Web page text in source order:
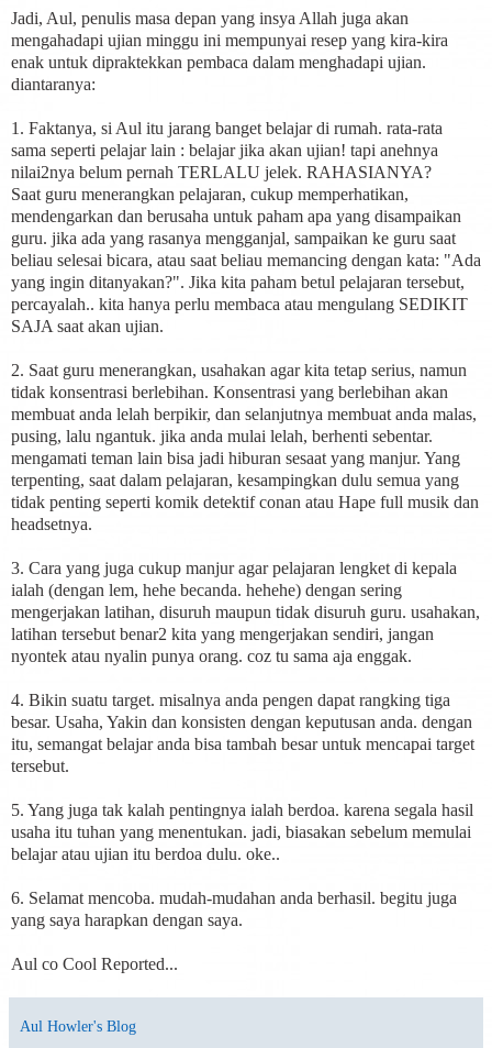
Jadi, Aul, penulis masa depan yang insya Allah juga akan
mengahadapi ujian minggu ini mempunyai resep yang kira-kira
enak untuk dipraktekkan pembaca dalam menghadapi ujian.
diantaranya:
1. Faktanya, si Aul itu jarang banget belajar di rumah. rata-rata
sama seperti pelajar lain : belajar jika akan ujian! tapi anehnya
nilai2nya belum pernah TERLALU jelek. RAHASIANYA?
Saat guru menerangkan pelajaran, cukup memperhatikan,
mendengarkan dan berusaha untuk paham apa yang disampaikan
guru. jika ada yang rasanya mengganjal, sampaikan ke guru saat
beliau selesai bicara, atau saat beliau memancing dengan kata: "Ada
yang ingin ditanyakan?". Jika kita paham betul pelajaran tersebut,
percayalah.. kita hanya perlu membaca atau mengulang SEDIKIT
SAJA saat akan ujian.
2. Saat guru menerangkan, usahakan agar kita tetap serius, namun
tidak konsentrasi berlebihan. Konsentrasi yang berlebihan akan
membuat anda lelah berpikir, dan selanjutnya membuat anda malas,
pusing, lalu ngantuk. jika anda mulai lelah, berhenti sebentar.
mengamati teman lain bisa jadi hiburan sesaat yang manjur. Yang
terpenting, saat dalam pelajaran, kesampingkan dulu semua yang
tidak penting seperti komik detektif conan atau Hape full musik dan
headsetnya.
3. Cara yang juga cukup manjur agar pelajaran lengket di kepala
ialah (dengan lem, hehe becanda. hehehe) dengan sering
mengerjakan latihan, disuruh maupun tidak disuruh guru. usahakan,
latihan tersebut benar2 kita yang mengerjakan sendiri, jangan
nyontek atau nyalin punya orang. coz tu sama aja enggak.
4. Bikin suatu target. misalnya anda pengen dapat rangking tiga
besar. Usaha, Yakin dan konsisten dengan keputusan anda. dengan
itu, semangat belajar anda bisa tambah besar untuk mencapai target
tersebut.
5. Yang juga tak kalah pentingnya ialah berdoa. karena segala hasil
usaha itu tuhan yang menentukan. jadi, biasakan sebelum memulai
belajar atau ujian itu berdoa dulu. oke..
6. Selamat mencoba. mudah-mudahan anda berhasil. begitu juga
yang saya harapkan dengan saya.
Aul co Cool Reported...
Aul Howler's Blog